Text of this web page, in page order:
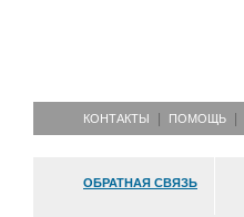
КОНТАКТЫ ПОМОЩЬ
ОБРАТНАЯ СВЯЗЬ